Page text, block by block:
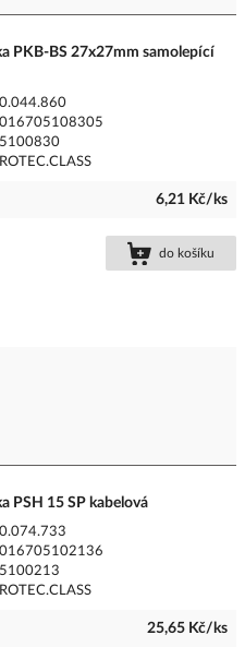
PKB-BS 27x27mm samolepící
6,21 Kč/ks
do košíku
PSH 15 SP kabelová
25,65 Kč/ks